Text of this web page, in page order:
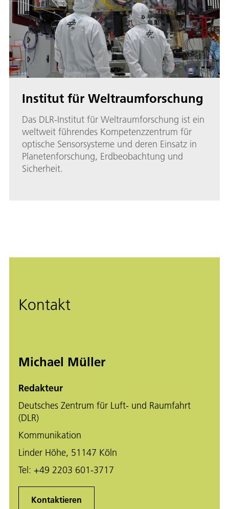
Institut für Weltraumforschung
Das DLR-Institut für Weltraumforschung ist ein
weltweit führendes Kompetenzzentrum für
optische Sensorsysteme und deren Einsatz in
Planetenforschung, Erdbeobachtung und
Sicherheit.
Kontakt
Michael Müller
Redakteur
Deutsches Zentrum für Luft- und Raumfahrt
(DLR)
Kommunikation
Linder Höhe, 51147 Köln
Tel: +49 2203 601-3717
Kontaktieren